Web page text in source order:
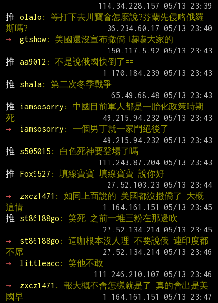
推
olalo : 等打下去川寶會怎麼說?芬蘭先侵略俄羅
斯嗎?
→
gtshow: 美國還沒宣布撤僑 嚇嚇大家的
推
aa9012 : 不是說俄國快倒了==
推
shala: 第二次冬季戰爭
推
iamsosorry : 中國目前軍人都是一胎化政策時期
死
→
iamsosorry : 一個男丁就一家門絕後了
推
s505015 : 白色死神要登場了嗎
推
Fox9527 : 填線寶寶 填線寶寶 說你好
→
zxcz1471 : 如同上面說的 美國都沒撤僑了 大概
這情
推
st86188go : 笑死 之前一堆三粉在那邊吹
→
st86188go : 這咖根本沒人理 不要說俄 連印度都
不屌
→
littleaoc : 笑他不敢
→
zxcz1471 : 報大概不會怎樣就是了 真的會出是美
國早